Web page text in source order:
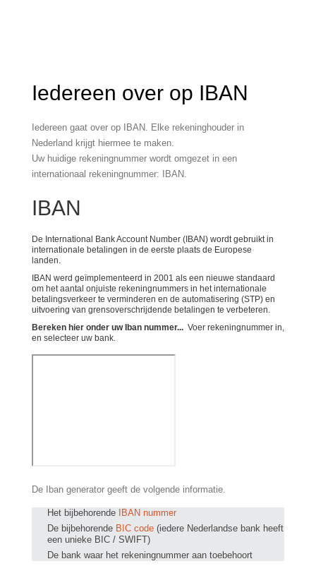
Iedereen over op IBAN
Iedereen gaat over op IBAN. Elke rekeninghouder in
Nederland krijgt hiermee te maken.
Uw huidige rekeningnummer wordt omgezet in een
internationaal rekeningnummer: IBAN.
IBAN
De International Bank Account Number (IBAN) wordt gebruikt in
internationale betalingen in de eerste plaats de Europese
landen.
IBAN werd geïmplementeerd in 2001 als een nieuwe standaard
om het aantal onjuiste rekeningnummers in het internationale
betalingsverkeer te verminderen en de automatisering (STP) en
uitvoering van grensoverschrijdende betalingen te verbeteren.
Bereken hier onder uw Iban nummer... Voer rekeningnummer in,
en selecteer uw bank.
De Iban generator geeft de volgende informatie.
Het bijbehorende
IBAN nummer
De bijbehorende BIC code(iedere Nederlandse bank heeft
een unieke BIC / SWIFT)
De bank waar het rekeningnummer aan toebehoort